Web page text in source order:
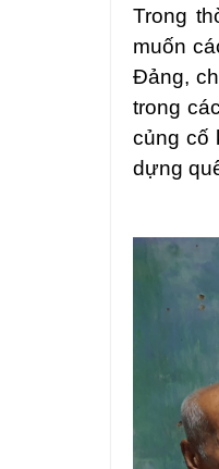
Trong
muốn
Đảng,
trong
củng cố
dựng